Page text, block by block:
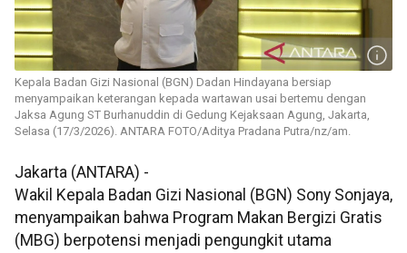
Kepala Badan Gizi Nasional (BGN) Dadan Hindayana bersiap
menyampaikan keterangan kepada wartawan usai bertemu dengan
Jaksa Agung ST Burhanuddin di Gedung Kejaksaan Agung, Jakarta,
Selasa (17/3/2026). ANTARA FOTO/Aditya Pradana Putra/nz/am.
Jakarta (ANTARA) -
Wakil Kepala Badan Gizi Nasional (BGN) Sony Sonjaya,
menyampaikan bahwa Program Makan Bergizi Gratis
(MBG) berpotensi menjadi pengungkit utama